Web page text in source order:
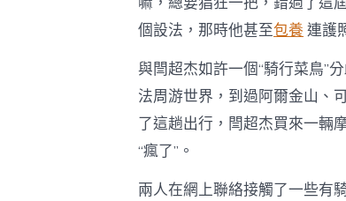
個設法，那時他甚至包養 連護
與閆超杰如許一個“騎行菜鳥”
法周游世界，到過阿爾金山、
了這趟出行，閆超杰買來一輛
“瘋了”。
兩人在網上聯絡接觸了一些有